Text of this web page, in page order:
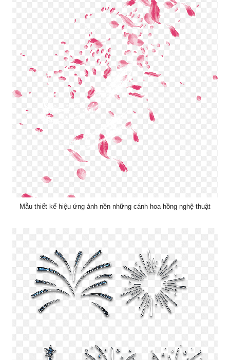
Mẫu thiết kế hiệu ứng ảnh nền những cánh hoa hồng nghệ thuật